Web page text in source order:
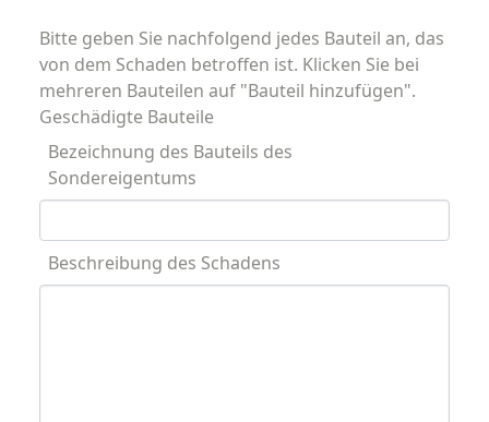
Bitte geben Sie nachfolgend jedes Bauteil an, das
von dem Schaden betroffen ist. Klicken Sie bei
mehreren Bauteilen auf "Bauteil hinzufügen".
Geschädigte Bauteile
Bezeichnung des Bauteils des
Sondereigentums
Beschreibung des Schadens